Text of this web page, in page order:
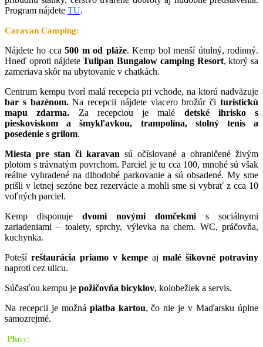
Program nájdete TU.
Caravan Camping:
Nájdete ho cca500 m od pláže. Kemp bol menší útulný, rodinný.
Hneď oproti nájdeteTulipan Bungalow camping Resort, ktorý sa
zameriava skôr na ubytovanie v chatkách.
Centrum kempu tvorí malá recepcia pri vchode, na ktorú nadväzuje
bar s bazénom.Na recepcii nájdete viacero brožúr čituristickú
mapu zdarma. Za recepciou je malé detské ihrisko s
pieskoviskom a šmykľavkou, trampolína, stolný tenis a
posedenie s grilom.
Miesta pre stan či karavan sú očíslované a ohraničené živým
plotom s trávnatým povrchom. Parciel je tu cca 100, mnohé sú však
reálne vyhradené na dlhodobé parkovanie a sú obsadené. My sme
prišli v letnej sezóne bez rezervácie a mohli sme si vybrať z cca 10
voľných parciel.
Kemp disponuje dvomi novými domčekmi s sociálnymi
zariadeniami – toalety, sprchy, výlevka na chem. WC, práčovňa,
kuchynka.
Poteší reštaurácia priamo v kempe aj malé šikovné potraviny
naproti cez ulicu.
Súčasťou kempu je požičovňa bicyklov, kolobežiek a servis.
Na recepcii je možná platba kartou, čo nie je v Maďarsku úplne
samozrejmé.
Plusy: